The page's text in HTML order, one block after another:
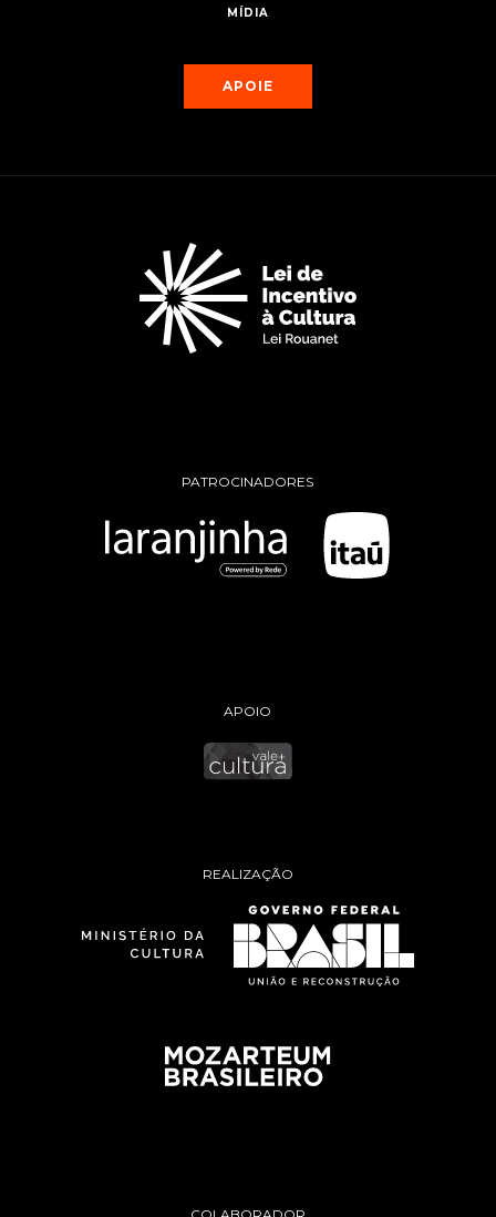
MÍDIA
APOIE
PATROCINADORES
APOIO
REALIZAÇÃO